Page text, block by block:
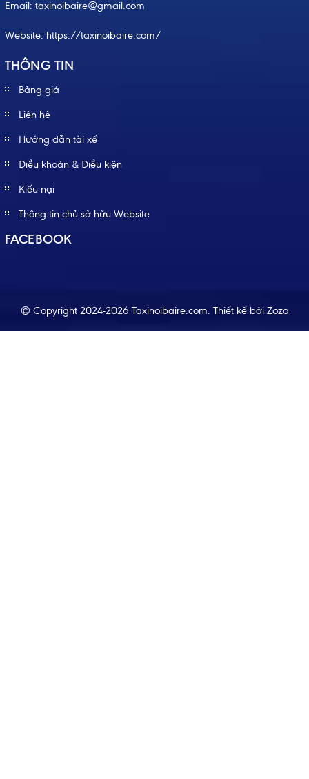
Email: taxinoibaire@gmail.com
Website: https://taxinoibaire.com/
THÔNG TIN
Bảng giá
Liên hệ
Hướng dẫn tài xế
Điều khoản & Điều kiện
Kiếu nại
Thông tin chủ sở hữu Website
FACEBOOK
© Copyright 2024-2026 Taxinoibaire.com. Thiết kế bởi Zozo